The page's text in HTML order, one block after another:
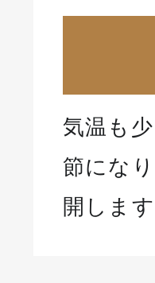
気温も
節にな
開しま